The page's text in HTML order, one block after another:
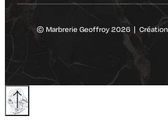
© Marbrerie Geoffroy 2026 |